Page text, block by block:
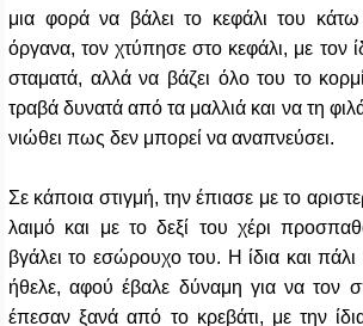
μια φορά να βάλει το κεφάλι του κάτω
όργανα, τον χτύπησε στο κεφάλι, με τον
σταματά, αλλά να βάζει όλο του το
τραβά δυνατά από τα μαλλιά και να τη
νιώθει πως δεν μπορεί να αναπνεύσει.
Σε κάποια στιγμή, την έπιασε με το
λαιμό και με το δεξί του χέρι
βγάλει το εσώρουχο του. Η ίδια και
ήθελε, αφού έβαλε δύναμη για να τον
έπεσαν ξανά από το κρεβάτι, με την